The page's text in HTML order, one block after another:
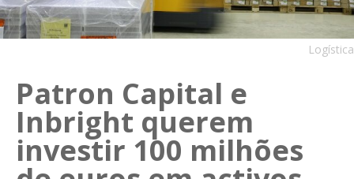
Logística
Patron Capital e
Inbright querem
investir 100 milhões